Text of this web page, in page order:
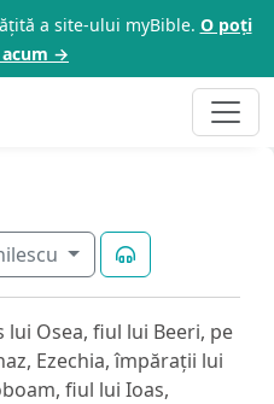
a site-ului myBible. O poți
acum →
Osea, fiul lui Beeri, pe
Ezechia, împărații lui
fiul lui Ioas,